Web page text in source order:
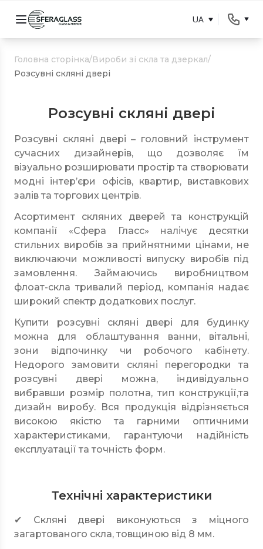
UA
Головна сторінка/Вироби зі скла та дзеркал/
Розсувні скляні двері
Розсувні скляні двері
Розсувні скляні двері – головний інструмент
сучасних дизайнерів, що дозволяє їм
візуально розширювати простір та створювати
модні інтер’єри офісів, квартир, виставкових
залів та торгових центрів.
Асортимент скляних дверей та конструкцій
компанії «Сфера Гласс» налічує десятки
стильних виробів за прийнятними цінами, не
виключаючи можливості випуску виробів під
замовлення. Займаючись виробництвом
флоат-скла тривалий період, компанія надає
широкий спектр додаткових послуг.
Купити розсувні скляні двері для будинку
можна для облаштування ванни, вітальні,
зони відпочинку чи робочого кабінету.
Недорого замовити скляні перегородки та
розсувні двері можна, індивідуально
вибравши розмір полотна, тип конструкції,та
дизайн виробу. Вся продукція відрізняється
високою якістю та гарними оптичними
характеристиками, гарантуючи надійність
експлуатації та точність форм.
Технічні характеристики
✔ Скляні двері виконуються з міцного
загартованого скла, товщиною від 8 мм.